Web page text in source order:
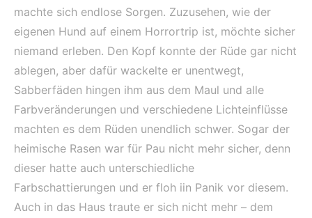
machte sich endlose Sorgen. Zuzusehen, wie der
eigenen Hund auf einem Horrortrip ist, möchte sicher
niemand erleben. Den Kopf konnte der Rüde gar nicht
ablegen, aber dafür wackelte er unentwegt,
Sabberfäden hingen ihm aus dem Maul und alle
Farbveränderungen und verschiedene Lichteinflüsse
machten es dem Rüden unendlich schwer. Sogar der
heimische Rasen war für Pau nicht mehr sicher, denn
dieser hatte auch unterschiedliche
Farbschattierungen und er floh iin Panik vor diesem.
Auch in das Haus traute er sich nicht mehr – dem